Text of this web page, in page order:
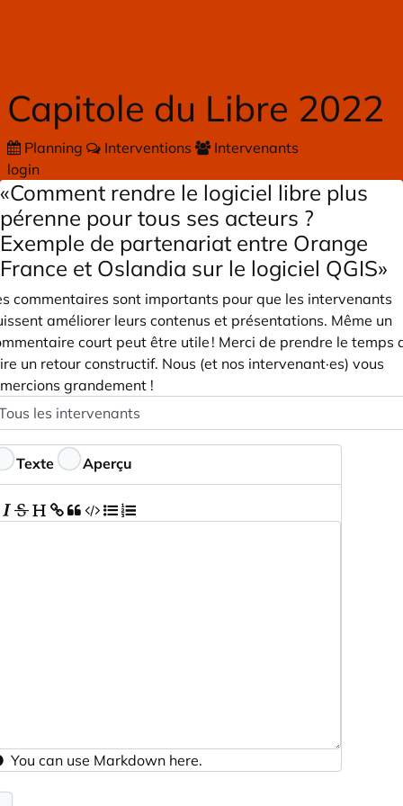
Capitole du Libre 2022
Planning Interventions
Intervenants
login
«Comment rendre le logiciel libre plus
pérenne pour tous ses acteurs ?
Exemple de partenariat entre Orange
France et Oslandia sur le logiciel QGIS»
commentaires sont importants pour que les intervenants
améliorer leurs contenus et présentations. Même un
court peut être utile ! Merci de prendre le temps
un retour constructif. Nous (et nos intervenant·es) vous
grandement !
Texte Aperçu
You can use Markdown here.